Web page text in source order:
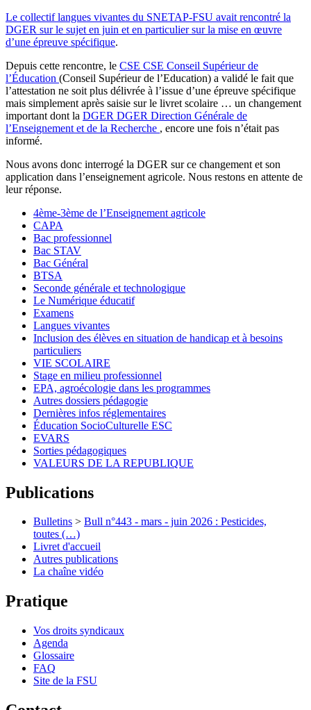
Le collectif langues vivantes du SNETAP-FSU avait rencontré la
DGER sur le sujet en juin et en particulier sur la mise en œuvre
d’une épreuve spécifique.
Depuis cette rencontre, le CSE CSE Conseil Supérieur de
l’Éducation (Conseil Supérieur de l’Education) a validé le fait que
l’attestation ne soit plus délivrée à l’issue d’une épreuve spécifique
mais simplement après saisie sur le livret scolaire … un changement
important dont la DGER DGER Direction Générale de
l’Enseignement et de la Recherche , encore une fois n’était pas
informé.
Nous avons donc interrogé la DGER sur ce changement et son
application dans l’enseignement agricole. Nous restons en attente de
leur réponse.
4ème-3ème de l’Enseignement agricole
CAPA
Bac professionnel
Bac STAV
Bac Général
BTSA
Seconde générale et technologique
Le Numérique éducatif
Examens
Langues vivantes
Inclusion des élèves en situation de handicap et à besoins
particuliers
VIE SCOLAIRE
Stage en milieu professionnel
EPA, agroécologie dans les programmes
Autres dossiers pédagogie
Dernières infos réglementaires
Éducation SocioCulturelle ESC
EVARS
Sorties pédagogiques
VALEURS DE LA REPUBLIQUE
Publications
Bulletins > Bull n°443 - mars - juin 2026 : Pesticides,
toutes (…)
Livret d'accueil
Autres publications
La chaîne vidéo
Pratique
Vos droits syndicaux
Agenda
Glossaire
FAQ
Site de la FSU